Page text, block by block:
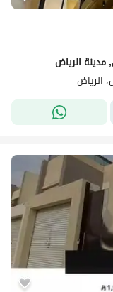
مدينة الرياض
الرياض